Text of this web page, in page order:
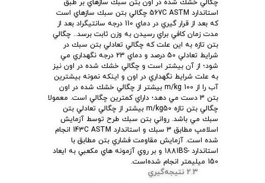
چگالي خشك شده در اون بتن سبك سازهاي بر طبق
استاندارد 567C ASTM چگالي بتن سبك سازهاي است
كه بعد از قرار گيري در دماي 110 درجه سانتيگراد بعد از
مدت زمان كافي براي رسيدن به وزن ثابت برسد.. چگالي
بتن تازه به اين علت كه چگالي تعادلي بتن سبك در
شرايط تعادلي 50 درصد و دماي 23 درجه نگهداري مي
شود؛ از آن بيشتر است و چگالي خشك شده در اون نيز
به علت شرايط نگهداري در اون و اينكه نمونه بيشترين
آب را از m/kg 100 بيشتر از چگالي خشك شده در اون
بتن 3 دست مي دهد؛ داراي كمترين چگالي است. معمولا
چگالي بتن تازه m/kg50 بيشتر از چگالي تعادلي بتن
سبك مي باشد. رواني بتن سبك طرح توسط آزمايش
اسلامپ مطابق 3 سبك و استاندارد 143C ASTM انجام
شده است. آزمايش مقاومت فشاري بتن مطابق با
استاندارد -1881BS و بر روي آزمونه هاي مكعبي به ايعاد
150 ميليمتر انجام شده‌است.
2.3 نتيجه‌گيري